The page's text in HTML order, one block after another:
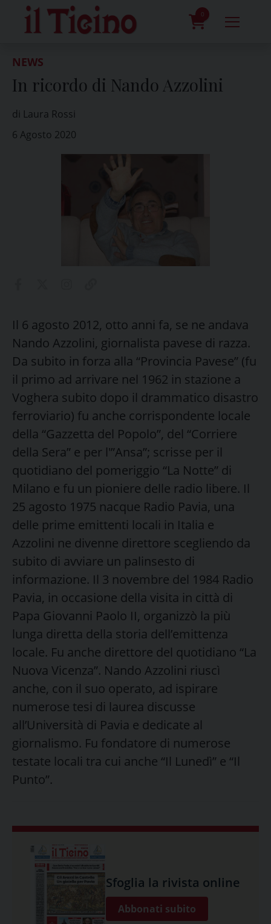
content
0
NEWS
In ricordo di Nando Azzolini
di Laura Rossi
6 Agosto 2020
Il 6 agosto 2012, otto anni fa, se ne andava
Nando Azzolini, giornalista pavese di razza.
Da subito in forza alla “Provincia Pavese” (fu
il primo ad arrivare nel 1962 in stazione a
Voghera subito dopo il drammatico disastro
ferroviario) fu anche corrispondente locale
della “Gazzetta del Popolo”, del “Corriere
della Sera” e per l'”Ansa”; scrisse per il
quotidiano del pomeriggio “La Notte” di
Milano e fu un pioniere delle radio libere. Il
25 agosto 1975 nacque Radio Pavia, una
delle prime emittenti locali in Italia e
Azzolini ne divenne direttore scegliendo da
subito di avviare un palinsesto di
informazione. Il 3 novembre del 1984 Radio
Pavia, in occasione della visita in città di
Papa Giovanni Paolo II, organizzò la più
lunga diretta della storia dell’emittenza
locale. Fu anche direttore del quotidiano “La
Nuova Vicenza”. Nando Azzolini riuscì
anche, con il suo operato, ad ispirare
numerose tesi di laurea discusse
all’Università di Pavia e dedicate al
giornalismo. Fu fondatore di numerose
testate locali tra cui anche “Il Lunedì” e “Il
Punto”.
Sfoglia la rivista online
Abbonati subito